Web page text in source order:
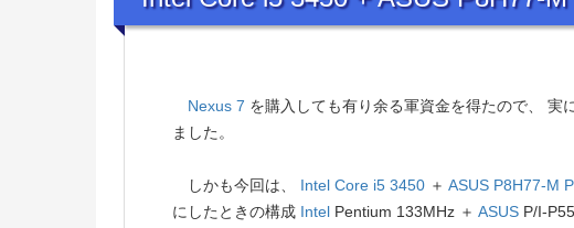
Nexus 7 を購入しても有り余る軍資金を得たので、 実
ました。
しかも今回は、 Intel Core i5 3450 ＋ ASUS P8H77-M
にしたときの構成 Intel Pentium 133MHz ＋ ASUS P/I-